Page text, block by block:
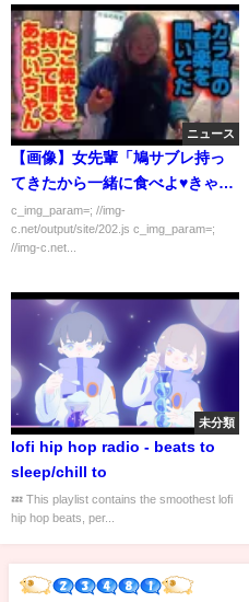
ニュース
【画像】女先輩「鳩サブレ持っ
てきたから一緒に食べよ♥きゃ～
～～！」
c_img_param=; //img-
c.net/output/site/202.js c_img_param=;
//img-c.net...
未分類
lofi hip hop radio - beats to
sleep/chill to
💤 This playlist contains the smoothest lofi
hip hop beats, per...